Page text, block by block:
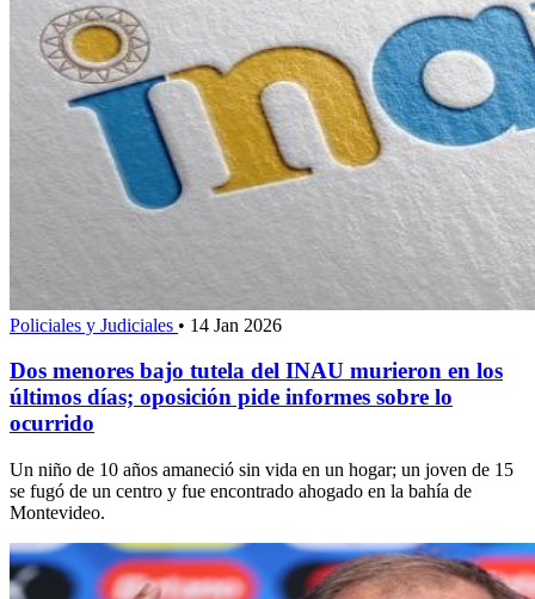
Policiales y Judiciales • 14 Jan 2026
Dos menores bajo tutela del INAU murieron en los
últimos días; oposición pide informes sobre lo
ocurrido
Un niño de 10 años amaneció sin vida en un hogar; un joven de 15
se fugó de un centro y fue encontrado ahogado en la bahía de
Montevideo.